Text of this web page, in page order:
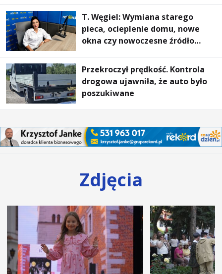
T. Węgiel: Wymiana starego
pieca, ocieplenie domu, nowe
okna czy nowoczesne źródło
rachunki za energię, lepszy
komfort życia i... czystsze
powietrze
Przekroczył prędkość. Kontrola
drogowa ujawniła, że auto było
poszukiwane
Zdjęcia